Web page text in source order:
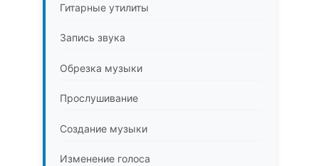
Гитарные утилиты
Запись звука
Обрезка музыки
Прослушивание
Создание музыки
Изменение голоса